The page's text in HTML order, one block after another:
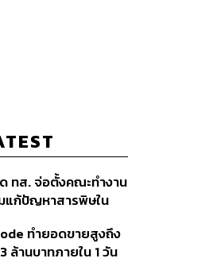
ทส. จ่อตั้งคณะทำงาน
แก้ปัญหาสารพิษใน
นมา เล็งเริ่มถกนัดแรก
นี้
ทำยอดขายสูงถึง
ล้านบาทภายใน 1 วัน